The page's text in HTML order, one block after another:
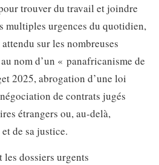
trouver du travail et joindre
multiples urgences du quotidien,
sur les nombreuses
nom d’un « panafricanisme de
2025, abrogation d’une loi
de contrats jugés
étrangers ou, au-delà,
de sa justice.
dossiers urgents